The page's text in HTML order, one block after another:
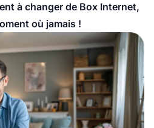
à changer de Box Internet,
où jamais !